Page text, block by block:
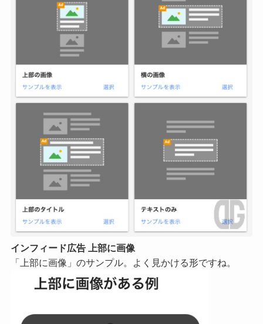
インフィード広告 上部に画像
「上部に画像」のサンプル。よく見かける形ですね。